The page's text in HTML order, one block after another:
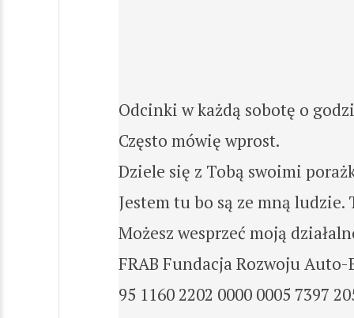
Odcinki w każdą sobotę o
Często mówię wprost.
Dziele się z Tobą swoimi
Jestem tu bo są ze mną
Możesz wesprzeć moją
FRAB Fundacja Rozwoju Auto-
95 1160 2202 0000 0005 7397